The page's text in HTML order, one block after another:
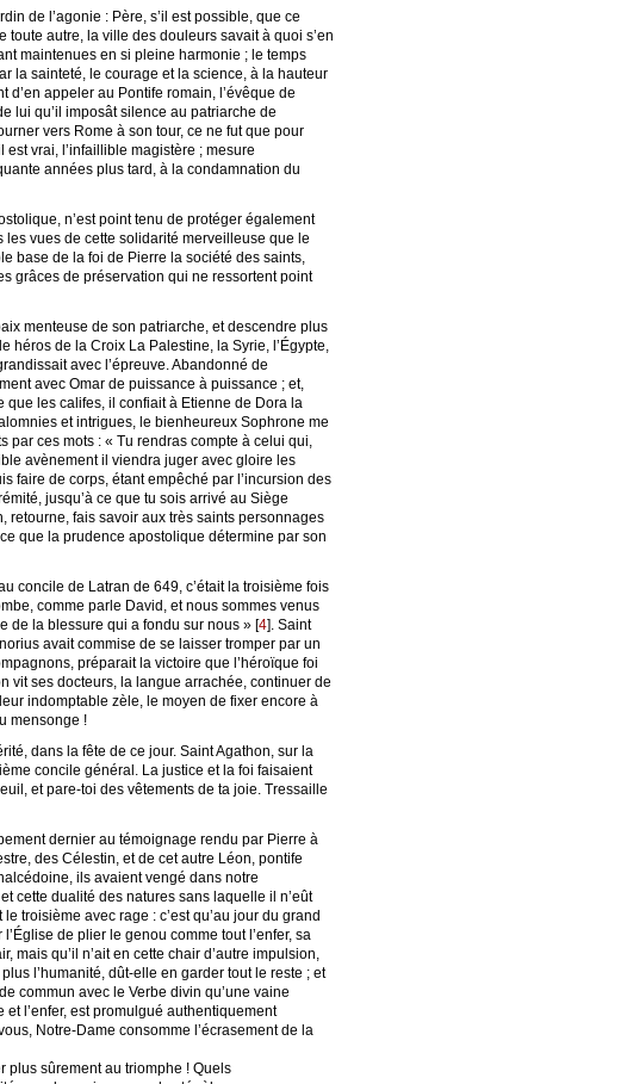
de l’agonie : Père, s’il est possible, que ce
toute autre, la ville des douleurs savait à quoi s’en
maintenues en si pleine harmonie ; le temps
la sainteté, le courage et la science, à la hauteur
appeler au Pontife romain, l’évêque de
lui qu’il imposât silence au patriarche de
vers Rome à son tour, ce ne fut que pour
vrai, l’infaillible magistère ; mesure
années plus tard, à la condamnation du
n’est point tenu de protéger également
vues de cette solidarité merveilleuse que le
base de la foi de Pierre la société des saints,
grâces de préservation qui ne ressortent point
menteuse de son patriarche, et descendre plus
héros de la Croix La Palestine, la Syrie, l’Égypte,
avec l’épreuve. Abandonné de
avec Omar de puissance à puissance ; et,
les califes, il confiait à Etienne de Dora la
et intrigues, le bienheureux Sophrone me
par ces mots : « Tu rendras compte à celui qui,
avènement il viendra juger avec gloire les
faire de corps, étant empêché par l’incursion des
jusqu’à ce que tu sois arrivé au Siège
retourne, fais savoir aux très saints personnages
que la prudence apostolique détermine par son
concile de Latran de 649, c’était la troisième fois
comme parle David, et nous sommes venus
de la blessure qui a fondu sur nous » [4]. Saint
avait commise de se laisser tromper par un
préparait la victoire que l’héroïque foi
vit ses docteurs, la langue arrachée, continuer de
indomptable zèle, le moyen de fixer encore à
mensonge !
dans la fête de ce jour. Saint Agathon, sur la
concile général. La justice et la foi faisaient
et pare-toi des vêtements de ta joie. Tressaille
dernier au témoignage rendu par Pierre à
des Célestin, et de cet autre Léon, pontife
ils avaient vengé dans notre
cette dualité des natures sans laquelle il n’eût
troisième avec rage : c’est qu’au jour du grand
de plier le genou comme tout l’enfer, sa
mais qu’il n’ait en cette chair d’autre impulsion,
l’humanité, dût-elle en garder tout le reste ; et
commun avec le Verbe divin qu’une vaine
l’enfer, est promulgué authentiquement
Notre-Dame consomme l’écrasement de la
plus sûrement au triomphe ! Quels